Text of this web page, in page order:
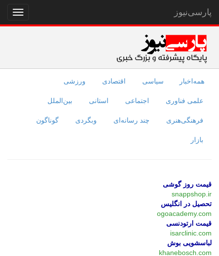
نمایش
منو
پارسی‌نیوز
همه‌اخبار سیاسی اقتصادی ورزشی
علمی فناوری اجتماعی استانی بین‌الملل
فرهنگی‌هنری چند رسانه‌ای وبگردی گوناگون
بازار
قیمت روز گوشی
snappshop.ir
تحصیل در انگلیس
ogoacademy.com
قیمت ارتودنسی
isarclinic.com
لباسشویی بوش
khanebosch.com